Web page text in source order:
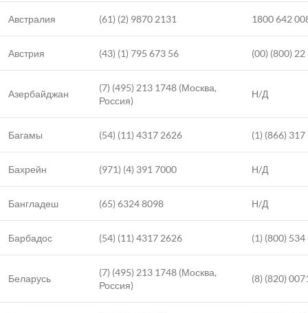
Австралия (61) (2) 9870 2131 1800 642
Австрия (43) (1) 795 673 56 (00) (800)
Азербайджан
(7) (495) 213 1748 (Москва,
Россия)
Н/Д
Багамы (54) (11) 4317 2626 (1) (866)
Бахрейн (971) (4) 391 7000 Н/Д
Бангладеш (65) 6324 8098 Н/Д
Барбадос (54) (11) 4317 2626 (1) (800)
Беларусь
(7) (495) 213 1748 (Москва,
Россия)
(8) (820)